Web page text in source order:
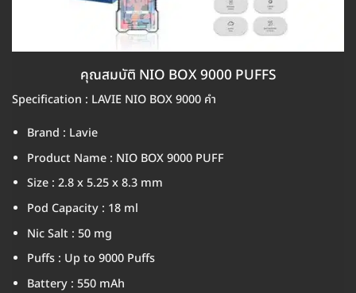
คุณสมบัติ NIO BOX 9000 PUFFS
Specification : LAVIE NIO BOX 9000 คำ
Brand : Lavie
Product Name : NIO BOX 9000 PUFF
Size : 2.8 x 5.25 x 8.3 mm
Pod Capacity : 18 ml
Nic Salt : 50 mg
Puffs : Up to 9000 Puffs
Battery : 550 mAh